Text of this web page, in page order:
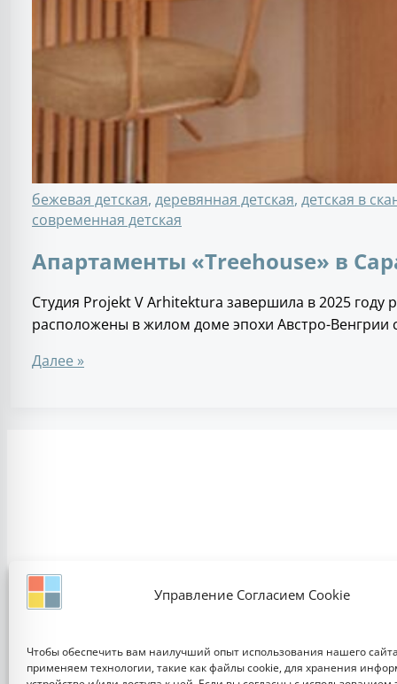
Управление Согласием Cookie
Чтобы обеспечить вам наилучший опыт использования нашего
применяем технологии, такие как файлы cookie, для хранения
бежевая детская, деревянная детская, детская в
современная детская
Апартаменты «Treehouse» в
Студия Projekt V Arhitektura завершила в 2025
расположены в жилом доме эпохи Австро-Венгрии
Далее »